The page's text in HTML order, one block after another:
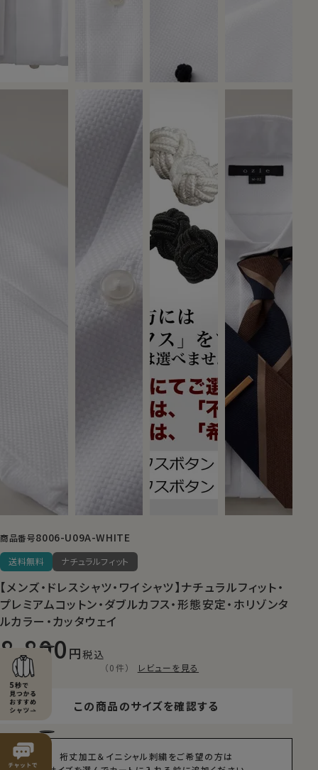
商品番号8006-U09A-WHITE
送料無料 ナチュラルフィット
【メンズ・ドレスシャツ・ワイシャツ】ナチュラルフィット・
プレミアムコットン・ダブルカフス・形態安定・ホリゾンタ
ルカラー・カッタウェイ
8,800 税込
（0件） レビューを見る
この商品のサイズを確認する
裄丈加工＆イニシャル刺繍をご希望の方は